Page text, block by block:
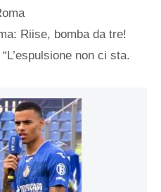
Riise, bomba da tre!
non ci sta.